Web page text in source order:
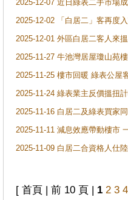
2025-12-07 近日綠表二手市場
2025-12-02 「白居二」客再度
2025-12-01 外區白居二客人來
2025-11-27 牛池灣居屋瓊山苑
2025-11-25 樓市回暖 綠表公屋
2025-11-24 綠表業主反價搵扭
2025-11-16 白居二及綠表買家
2025-11-11 減息效應帶動樓市
2025-11-09 白居二合資格人仕
[ 首頁 | 前 10 頁 | 1 2 3 4